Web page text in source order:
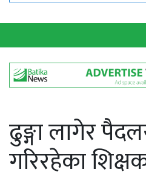
ढुङ्गा लागेर
गरिरहेका